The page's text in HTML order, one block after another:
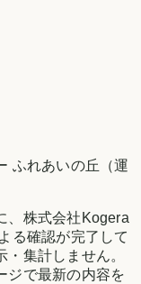
ふれあいの丘（運
、株式会社Kogera
る確認が完了して
集計しません。
ジで最新の内容を